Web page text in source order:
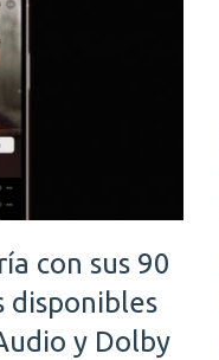
con sus 90
disponibles
y Dolby